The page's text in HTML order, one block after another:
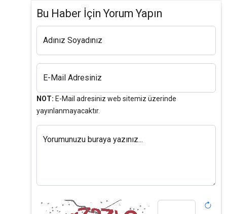
Bu Haber İçin Yorum Yapın
Adınız Soyadınız
E-Mail Adresiniz
NOT: E-Mail adresiniz web sitemiz üzerinde
yayınlanmayacaktır.
Yorumunuzu buraya yazınız...